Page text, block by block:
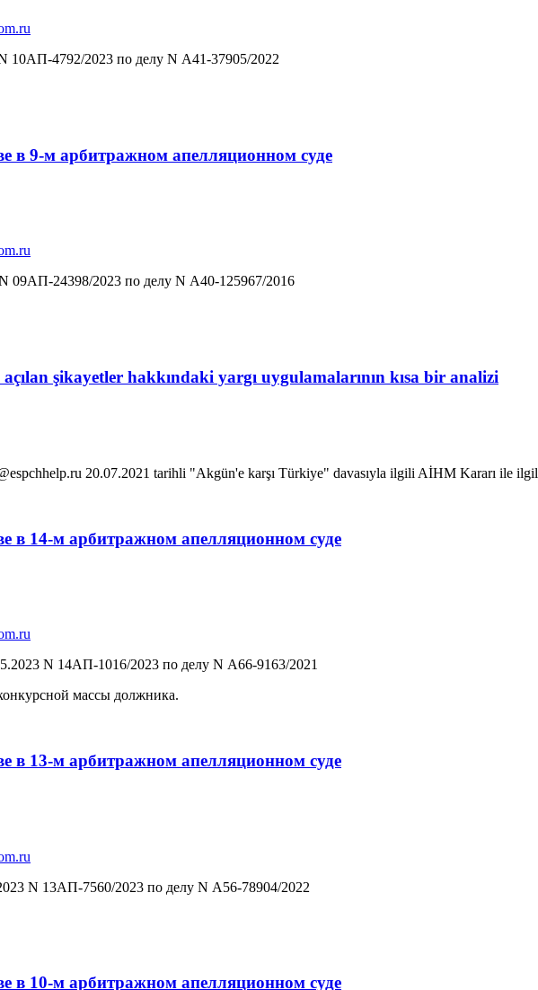
10АП-4792/2023 по делу N А41-37905/2022
в 9-м арбитражном апелляционном суде
09АП-24398/2023 по делу N А40-125967/2016
şikayetler hakkındaki yargı uygulamalarının kısa bir analizi
20.07.2021 tarihli "Akgün'e karşı Türkiye" davasıyla ilgili AİHM Kararı ile
в 14-м арбитражном апелляционном суде
N 14АП-1016/2023 по делу N А66-9163/2021
массы должника.
в 13-м арбитражном апелляционном суде
N 13АП-7560/2023 по делу N А56-78904/2022
в 10-м арбитражном апелляционном суде